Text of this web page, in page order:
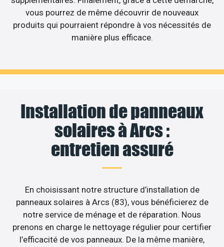
vous pourrez de même découvrir de nouveaux
produits qui pourraient répondre à vos nécessités de
manière plus efficace.
Installation de panneaux
solaires à Arcs :
entretien assuré
En choisissant notre structure d’installation de
panneaux solaires à Arcs (83), vous bénéficierez de
notre service de ménage et de réparation. Nous
prenons en charge le nettoyage régulier pour certifier
l’efficacité de vos panneaux. De la même manière,